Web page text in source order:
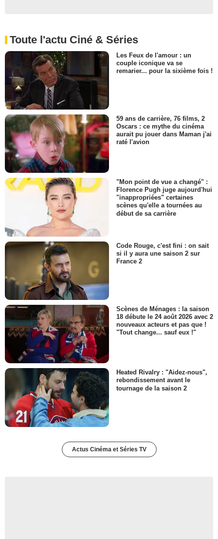
Toute l'actu Ciné & Séries
Les Feux de l'amour : un
couple iconique va se
remarier... pour la sixième fois !
59 ans de carrière, 76 films, 2
Oscars : ce mythe du cinéma
aurait pu jouer dans Maman j'ai
raté l'avion
"Mon point de vue a changé" :
Florence Pugh juge aujourd'hui
"inappropriées" certaines
scènes qu'elle a tournées au
début de sa carrière
Code Rouge, c'est fini : on sait
si il y aura une saison 2 sur
France 2
Scènes de Ménages : la saison
18 débute le 24 août 2026 avec 2
nouveaux acteurs et pas que !
"Tout change... sauf eux !"
Heated Rivalry : "Aidez-nous",
rebondissement avant le
tournage de la saison 2
Actus Cinéma et Séries TV